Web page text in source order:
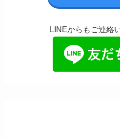
LINEからもご連絡